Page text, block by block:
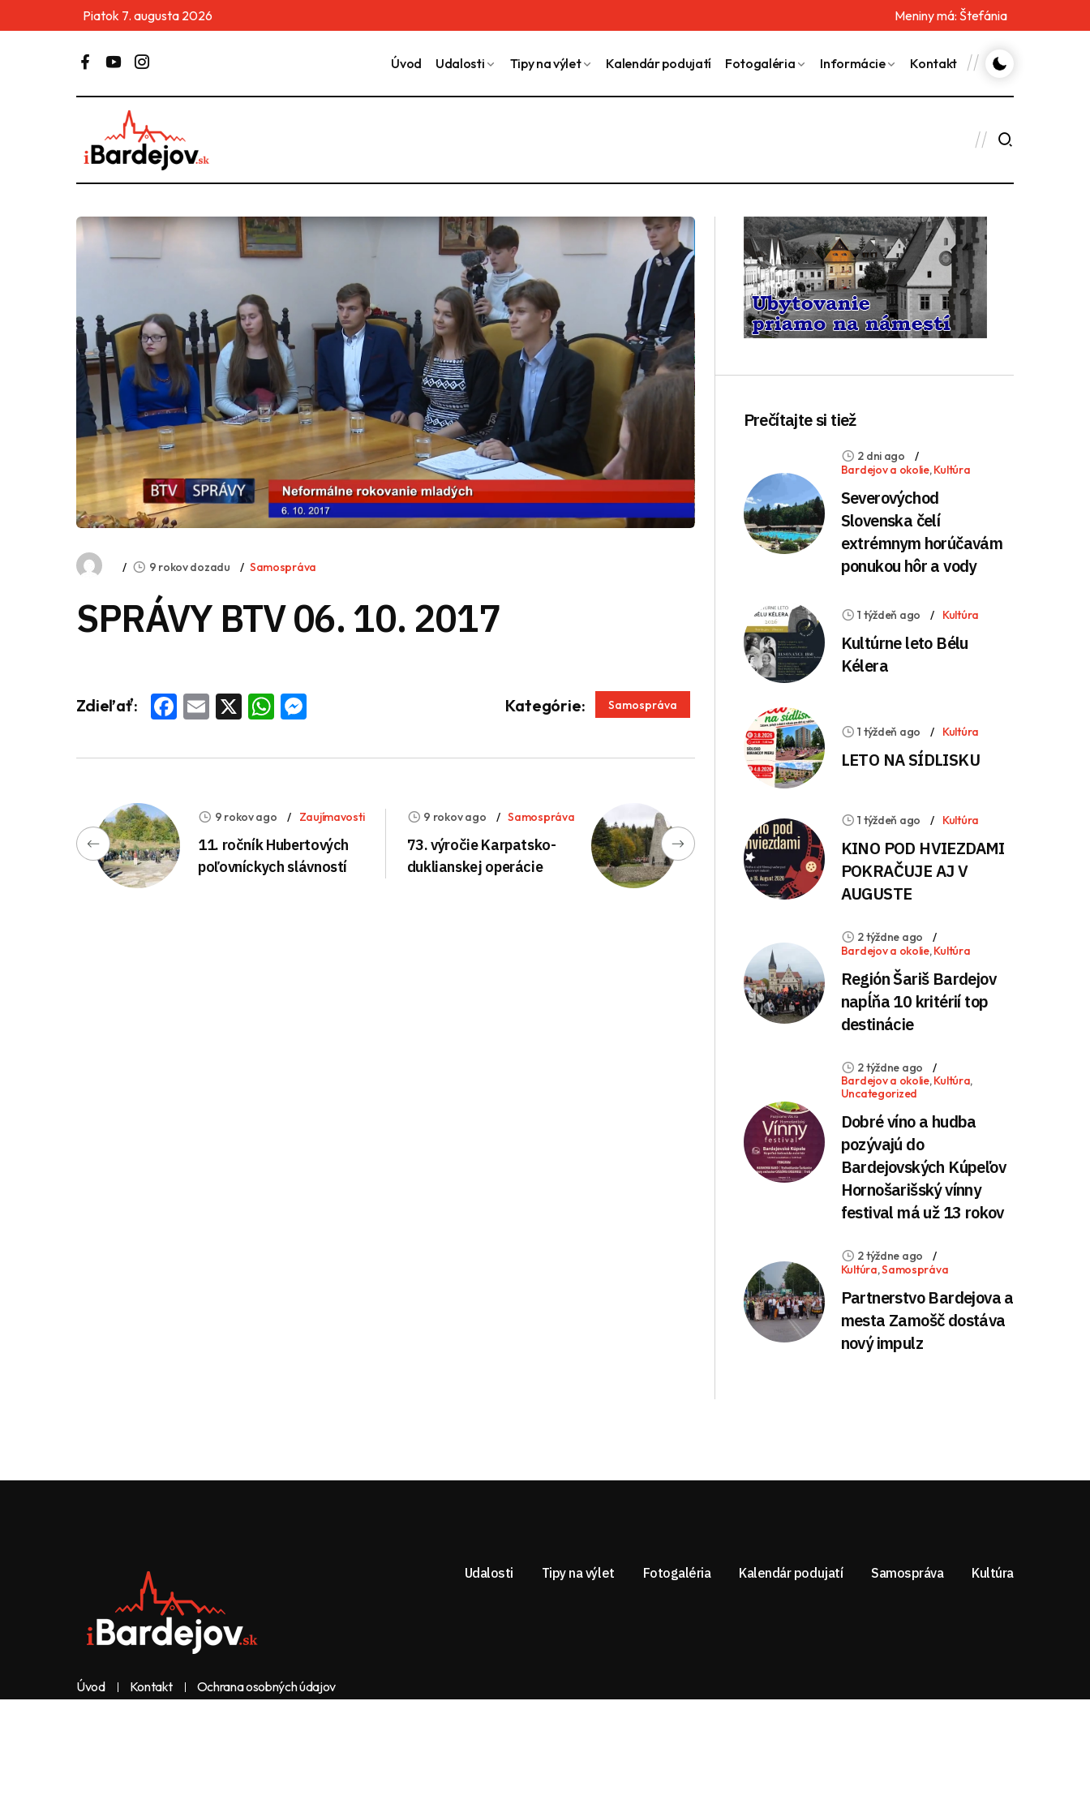
Piatok 7. augusta 2026 Meniny má: Štefánia
Úvod Udalosti Tipy na výlet Kalendár podujatí Fotogaléria Informácie Kontakt
9 rokov dozadu Samospráva
SPRÁVY BTV 06. 10. 2017
Zdieľať: Facebook
Email
X WhatsApp
Messenger Kategórie: Samospráva
9 rokov ago Zaujímavosti
11. ročník Hubertových
poľovníckych slávností
9 rokov ago Samospráva
73. výročie Karpatsko-
duklianskej operácie
Prečítajte si tiež
2 dni ago
Bardejov a okolie,Kultúra
Severovýchod
Slovenska čelí
extrémnym horúčavám
ponukou hôr a vody
1 týždeň ago Kultúra
Kultúrne leto Bélu
Kélera
1 týždeň ago Kultúra
LETO NA SÍDLISKU
1 týždeň ago Kultúra
KINO POD HVIEZDAMI
POKRAČUJE AJ V
AUGUSTE
2 týždne ago
Bardejov a okolie,Kultúra
Región Šariš Bardejov
napĺňa 10 kritérií top
destinácie
2 týždne ago
Bardejov a okolie,Kultúra,
Uncategorized
Dobré víno a hudba
pozývajú do
Bardejovských Kúpeľov
Hornošarišský vínny
festival má už 13 rokov
2 týždne ago
Kultúra,Samospráva
Partnerstvo Bardejova a
mesta Zamošč dostáva
nový impulz
Úvod Kontakt Ochrana osobných údajov
Udalosti Tipy na výlet Fotogaléria Kalendár podujatí Samospráva Kultúra